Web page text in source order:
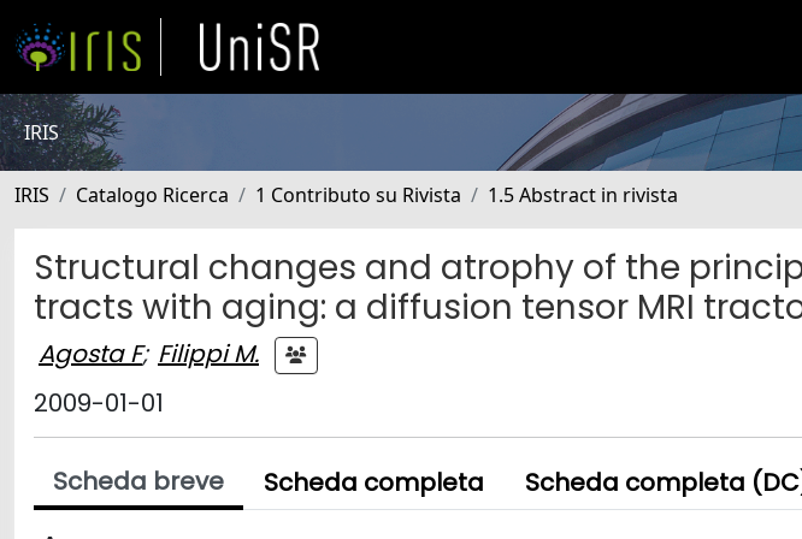
IRIS
IRIS Catalogo Ricerca 1 Contributo su Rivista 1.5 Abstract in rivista
Structural changes and atrophy of the
tracts with aging: a diffusion tensor MRI
Agosta F; Filippi M.
2009-01-01
Scheda breve Scheda completa Scheda completa